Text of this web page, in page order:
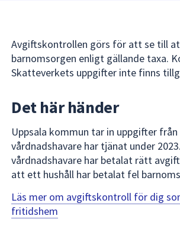
Avgiftskontrollen görs för att se till
barnomsorgen enligt gällande taxa.
Skatteverkets uppgifter inte finns
Det här händer
Uppsala kommun tar in uppgifter
vårdnadshavare har tjänat under
vårdnadshavare har betalat rätt
att ett hushåll har betalat fel
Läs mer om avgiftskontroll för dig
fritidshem